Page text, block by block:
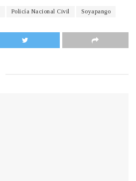
Policía Nacional Civil Soyapango